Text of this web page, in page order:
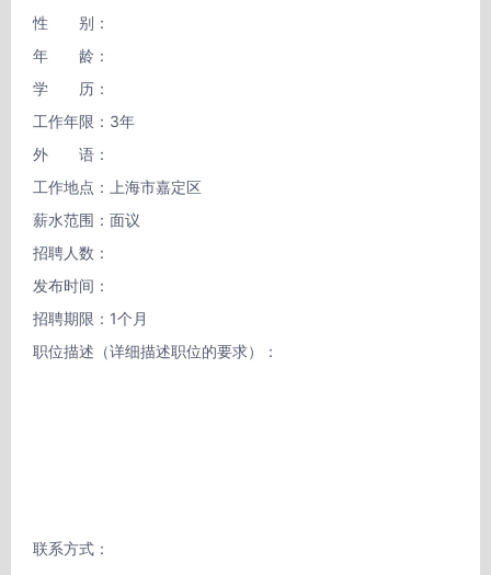
性　　别：
年　　龄：
学　　历：
工作年限：3年
外　　语：
工作地点：上海市嘉定区
薪水范围：面议
招聘人数：
发布时间：
招聘期限：1个月
职位描述（详细描述职位的要求）：
联系方式：